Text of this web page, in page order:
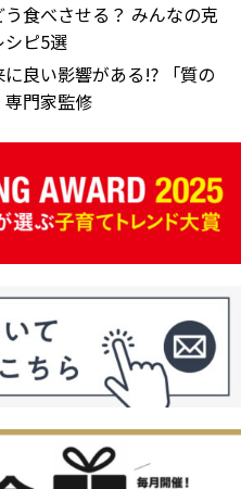
食べさせる？ みんなの克
ピ5選
良い影響がある!? 「質の
門家監修